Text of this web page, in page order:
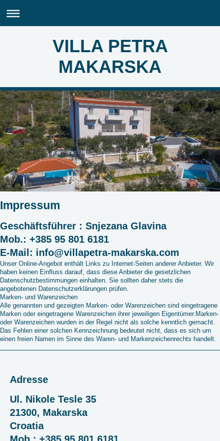
VILLA PETRA
MAKARSKA
Impressum
Geschäftsführer : Snjezana Glavina
Mob.: +385 95 801 6181
E-Mail: info@villapetra-makarska.com
Unser Online-Angebot enthält Links zu Internet-Seiten anderer Anbieter. Wir
haben keinen Einfluss darauf, dass diese Anbieter die gesetzlichen
Datenschutzbestimmungen einhalten. Sie sollten daher stets die
angebotenen Datenschutzerklärungen prüfen.
Marken- und Warenzeichen
Alle genannten und gezeigten Marken- oder Warenzeichen sind eingetragene
Marken oder eingetragene Warenzeichen ihrer jeweiligen Eigentümer.Marken-
oder Warenzeichen wurden in der Regel nicht als solche kenntlich gemacht.
Das Fehlen einer solchen Kennzeichnung bedeutet nicht, dass es sich um
einen freien Namen im Sinne des Waren- und Markenzeichenrechts handelt.
Adresse
Ul. Nikole Tesle 35
21300, Makarska
Croatia